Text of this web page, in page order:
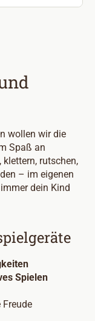
wollen wir die
Spaß an
rutschen,
– im eigenen
dein Kind
Spielen